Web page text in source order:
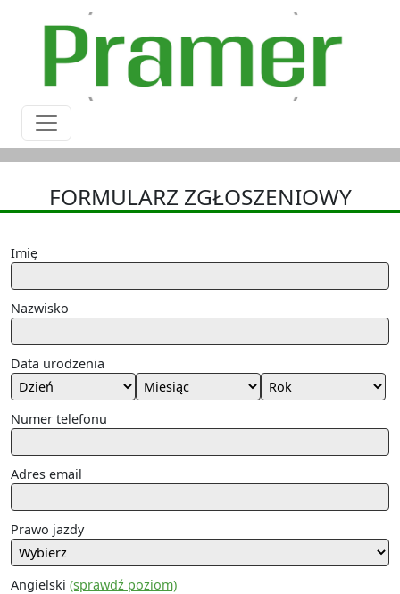
FORMULARZ ZGŁOSZENIOWY
Imię
Nazwisko
Data urodzenia
Numer telefonu
Adres email
Prawo jazdy
Angielski (sprawdź poziom)